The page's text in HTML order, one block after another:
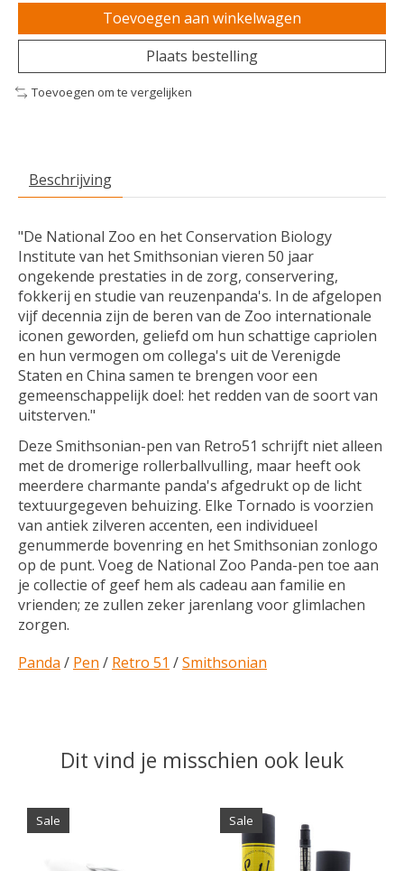
Toevoegen aan winkelwagen
Plaats bestelling
Toevoegen om te vergelijken
Beschrijving
"De National Zoo en het Conservation Biology
Institute van het Smithsonian vieren 50 jaar
ongekende prestaties in de zorg, conservering,
fokkerij en studie van reuzenpanda's. In de afgelopen
vijf decennia zijn de beren van de Zoo internationale
iconen geworden, geliefd om hun schattige capriolen
en hun vermogen om collega's uit de Verenigde
Staten en China samen te brengen voor een
gemeenschappelijk doel: het redden van de soort van
uitsterven."
Deze Smithsonian-pen van Retro51 schrijft niet alleen
met de dromerige rollerballvulling, maar heeft ook
meerdere charmante panda's afgedrukt op de licht
textuurgegeven behuizing. Elke Tornado is voorzien
van antiek zilveren accenten, een individueel
genummerde bovenring en het Smithsonian zonlogo
op de punt. Voeg de National Zoo Panda-pen toe aan
je collectie of geef hem als cadeau aan familie en
vrienden; ze zullen zeker jarenlang voor glimlachen
zorgen.
Panda / Pen / Retro 51 /Smithsonian
Dit vind je misschien ook leuk
Items van productcarrousel
Sale Sale